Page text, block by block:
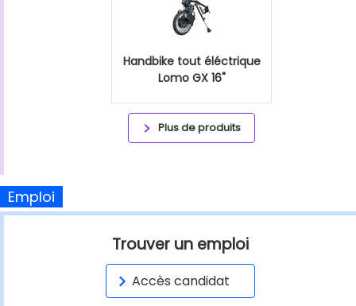
Handbike tout éléctrique
Lomo GX 16"
Plus de produits
Emploi
Trouver un emploi
Accès candidat